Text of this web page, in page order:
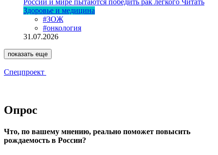
России и мире пытаются победить рак легкого Читать
Здоровье и медицина
#ЗОЖ
#онкология
31.07.2026
показать еще
Спецпроект
Опрос
Что, по вашему мнению, реально поможет повысить
рождаемость в России?